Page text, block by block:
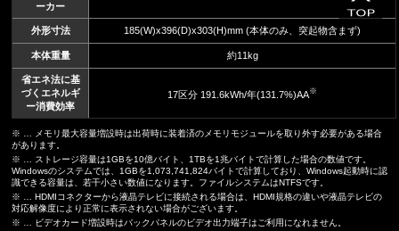
ーカー
外形寸法 185(W)x396(D)x303(H)mm (本体のみ、突起物含まず)
本体重量 約11kg
省エネ法に基
づくエネルギ
ー消費効率
17区分 191.6kWh/年(131.7%)AA※
※ … メモリ最大容量増設時は出荷時に装着済のメモリモジュールを取り外す必要がある場合
があります。
※ … ストレージ容量は1GBを10億バイト、1TBを1兆バイトで計算した場合の数値です。
Windowsのシステムでは、1GBを1,073,741,824バイトで計算しており、Windows起動時に認
識できる容量は、若干小さい数値になります。ファイルシステムはNTFSです。
※ … HDMIコネクターから液晶テレビに接続される場合は、HDMI規格の違いや液晶テレビの
対応解像度により正常に表示されない場合がございます。
※ … ビデオカード増設時はバックパネルのビデオ出力端子はご利用になれません。